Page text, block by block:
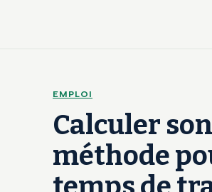
EMPLOI
Calculer
méthode